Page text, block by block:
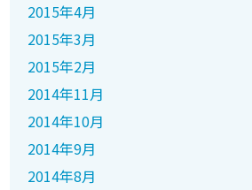
2015年4月
2015年3月
2015年2月
2014年11月
2014年10月
2014年9月
2014年8月